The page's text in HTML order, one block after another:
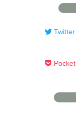
Twitter
Pocket